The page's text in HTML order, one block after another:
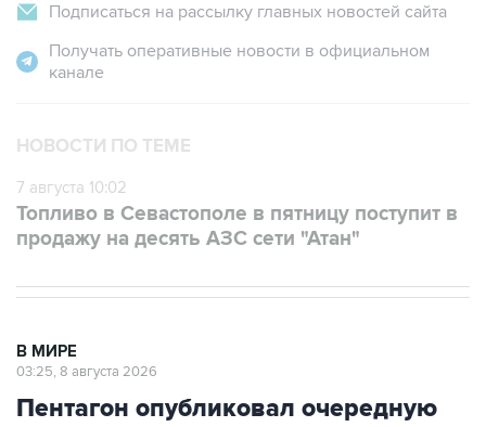
Подписаться на рассылку главных новостей сайта
Получать оперативные новости в официальном
канале
НОВОСТИ ПО ТЕМЕ
7 августа 10:02
Топливо в Севастополе в пятницу поступит в
продажу на десять АЗС сети "Атан"
В МИРЕ
03:25, 8 августа 2026
Пентагон опубликовал очередную